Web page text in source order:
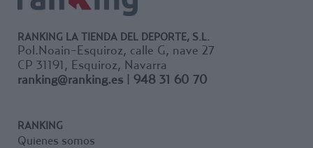
RANKING LA TIENDA DEL DEPORTE, S.L.
Pol.Noain-Esquiroz, calle G, nave 27
CP 31191, Esquiroz, Navarra
ranking@ranking.es
948 31 60 70
RANKING
Quienes somos